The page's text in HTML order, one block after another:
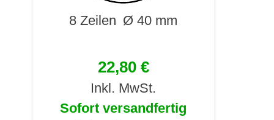
8 Zeilen Ø 40 mm
22,80 €
Inkl. MwSt.
Sofort versandfertig